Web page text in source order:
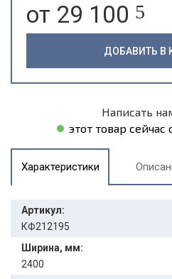
от 29 100 5
ДОБАВИТЬ В
Написать
этот товар сейчас
Характеристики
Артикул:
КФ212195
Ширина, мм:
2400